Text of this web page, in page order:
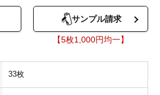
サンプル請求
【5枚1,000円均一】
33枚